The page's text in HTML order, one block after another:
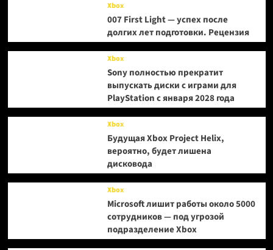
Xbox
007 First Light — успех после
долгих лет подготовки. Рецензия
Xbox
Sony полностью прекратит
выпускать диски с играми для
PlayStation с января 2028 года
Xbox
Будущая Xbox Project Helix,
вероятно, будет лишена
дисковода
Xbox
Microsoft лишит работы около 5000
сотрудников — под угрозой
подразделение Xbox